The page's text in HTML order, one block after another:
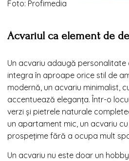
Foto: Profimedia
Acvariul ca element de
Un acvariu adaugă personalitate
integra în aproape orice stil de
modernă, un acvariu minimalist,
accentuează eleganța. Într-o
verzi și pietrele naturale
un apartament mic, un acvariu
prospețime fără a ocupa mult
Un acvariu nu este doar un